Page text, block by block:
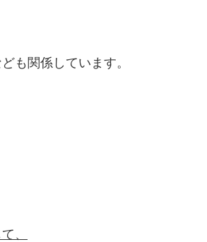
も関係しています。
、